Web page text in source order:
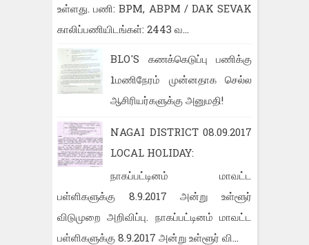
உள்ளது. பணி: BPM, ABPM / DAK SEVAK
காலிப்பணியிடங்கள்: 2443 வ...
BLO'S கணக்கெடுப்பு பணிக்கு
1மணிநேரம் முன்னதாக செல்ல
ஆசிரியர்களுக்கு அனுமதி!
NAGAI DISTRICT 08.09.2017
LOCAL HOLIDAY:
நாகப்பட்டினம் மாவட்ட
பள்ளிகளுக்கு 8.9.2017 அன்று உள்ளூர்
விடுமுறை அறிவிப்பு. நாகப்பட்டினம் மாவட்ட
பள்ளிகளுக்கு 8.9.2017 அன்று உள்ளூர் வி...